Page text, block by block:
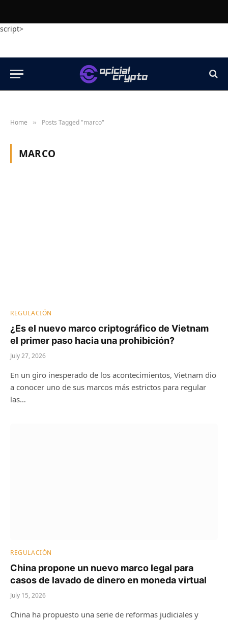
script>
Home » Posts Tagged "marco"
MARCO
REGULACIÓN
¿Es el nuevo marco criptográfico de Vietnam
el primer paso hacia una prohibición?
July 27, 2026
En un giro inesperado de los acontecimientos, Vietnam dio
a conocer uno de sus marcos más estrictos para regular
las…
REGULACIÓN
China propone un nuevo marco legal para
casos de lavado de dinero en moneda virtual
July 15, 2026
China ha propuesto una serie de reformas judiciales y